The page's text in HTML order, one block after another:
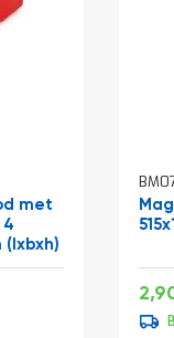
met
4
(lxbxh)
prijs